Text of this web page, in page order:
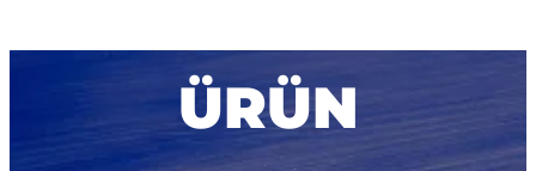
ÜRÜN